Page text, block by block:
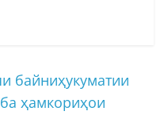
байниҳукуматии
ҳамкориҳои